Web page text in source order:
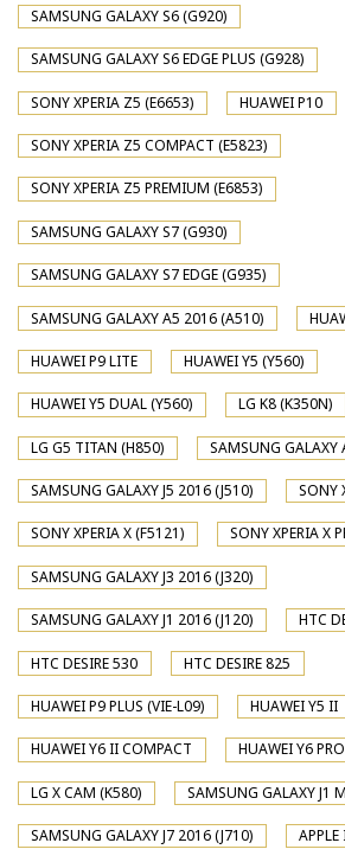
SAMSUNG GALAXY S6 (G920)
SAMSUNG GALAXY S6 EDGE PLUS (G928)
SONY XPERIA Z5 (E6653) HUAWEI P10
SONY XPERIA Z5 COMPACT (E5823)
SONY XPERIA Z5 PREMIUM (E6853)
SAMSUNG GALAXY S7 (G930)
SAMSUNG GALAXY S7 EDGE (G935)
SAMSUNG GALAXY A5 2016 (A510)
HUAWEI P9 LITE HUAWEI Y5 (Y560)
HUAWEI Y5 DUAL (Y560) LG K8 (K350N)
LG G5 TITAN (H850) SAMSUNG
SAMSUNG GALAXY J5 2016 (J510) SONY
SONY XPERIA X (F5121) SONY XPERIA X
SAMSUNG GALAXY J3 2016 (J320)
SAMSUNG GALAXY J1 2016 (J120) HTC
HTC DESIRE 530 HTC DESIRE 825
HUAWEI P9 PLUS (VIE-L09) HUAWEI Y5 II
HUAWEI Y6 II COMPACT HUAWEI Y6
LG X CAM (K580) SAMSUNG GALAXY J1
SAMSUNG GALAXY J7 2016 (J710)